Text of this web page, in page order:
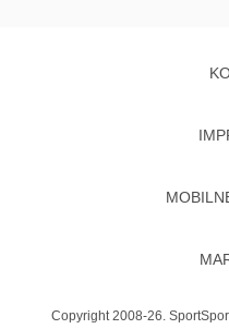
Copyright 2008-26.